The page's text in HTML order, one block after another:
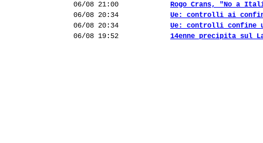
06/08 21:00
Rogo Crans, "No a
06/08 20:34
Ue: controlli ai
06/08 20:34
Ue: controlli confine
06/08 19:52
14enne precipita sul